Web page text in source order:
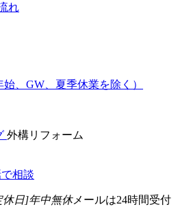
れ
、GW、夏季休業を除く）
外構リフォーム
相談
休日]年中無休メールは24時間受付